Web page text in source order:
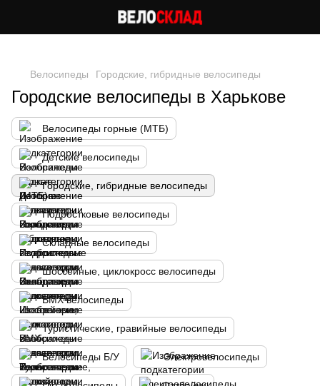
Велосипеды Городские, гибридные велосипеды
Городские велосипеды в Харькове
Велосипеды горные (МТБ)
Детские велосипеды
Городские, гибридные велосипеды
Подростковые велосипеды
Складные велосипеды
Шоссейные, циклокросс велосипеды
BMX велосипеды
Туристические, гравийные велосипеды
Велосипеды Б/У Электровелосипеды